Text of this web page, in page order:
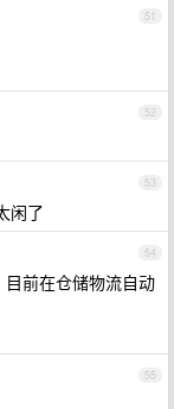
51
52
53
闲了
54
前在仓储物流自动
55